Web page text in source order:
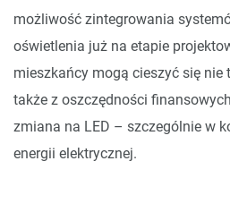
możliwość zintegrowania
oświetlenia już na etapie
mieszkańcy mogą cieszyć się nie
także z oszczędności
zmiana na LED – szczególnie w
energii elektrycznej.